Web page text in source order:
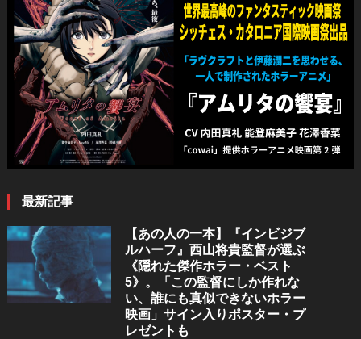
ー
シ
ョ
ン
最新記事
【あの人の一本】『インビジブ
ルハーフ』⻄⼭将貴監督が選ぶ
《隠れた傑作ホラー・ベスト
5》。「この監督にしか作れな
い、誰にも真似できないホラー
映画」サイン入りポスター・プ
レゼントも